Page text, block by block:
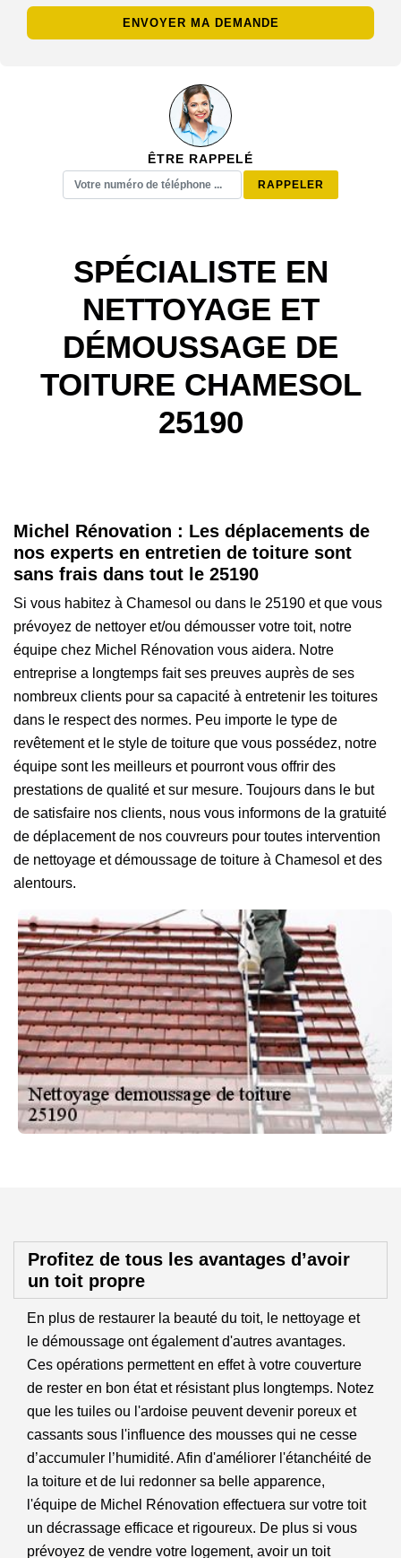
ÊTRE RAPPELÉ
SPÉCIALISTE EN
NETTOYAGE ET
DÉMOUSSAGE DE
TOITURE CHAMESOL
25190
Michel Rénovation : Les déplacements de
nos experts en entretien de toiture sont
sans frais dans tout le 25190
Si vous habitez à Chamesol ou dans le 25190 et que vous
prévoyez de nettoyer et/ou démousser votre toit, notre
équipe chez Michel Rénovation vous aidera. Notre
entreprise a longtemps fait ses preuves auprès de ses
nombreux clients pour sa capacité à entretenir les toitures
dans le respect des normes. Peu importe le type de
revêtement et le style de toiture que vous possédez, notre
équipe sont les meilleurs et pourront vous offrir des
prestations de qualité et sur mesure. Toujours dans le but
de satisfaire nos clients, nous vous informons de la gratuité
de déplacement de nos couvreurs pour toutes intervention
de nettoyage et démoussage de toiture à Chamesol et des
alentours.
Profitez de tous les avantages d’avoir
un toit propre
En plus de restaurer la beauté du toit, le nettoyage et
le démoussage ont également d'autres avantages.
Ces opérations permettent en effet à votre couverture
de rester en bon état et résistant plus longtemps. Notez
que les tuiles ou l'ardoise peuvent devenir poreux et
cassants sous l'influence des mousses qui ne cesse
d’accumuler l’humidité. Afin d'améliorer l'étanchéité de
la toiture et de lui redonner sa belle apparence,
l'équipe de Michel Rénovation effectuera sur votre toit
un décrassage efficace et rigoureux. De plus si vous
prévoyez de vendre votre logement, avoir un toit